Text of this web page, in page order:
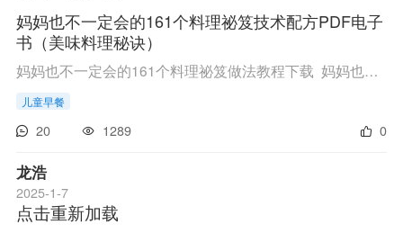
妈妈也不一定会的161个料理祕笈技术配方PDF电子
书（美味料理秘诀）
妈妈也不一定会的161个料理祕笈做法教程下载 妈妈也不一定会的161个料理祕笈技术配方教程 链接 点此进入百度网盘下载 ...
儿童早餐
20 1289 0
龙浩
2025-1-7
点击重新加载